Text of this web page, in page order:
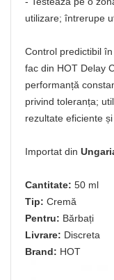
utilizare; întrerupe
Control predictibil
fac din HOT Delay
performanță
privind toleranța;
rezultate eficiente
Importat din
Cantitate: 50 ml
Tip: Cremă
Pentru: Bărbați
Livrare: Discreta
Brand: HOT